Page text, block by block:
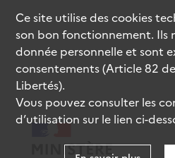
Ce site utilise descookies
son bon fonctionnement. Ils
donnée personnelle et sont
consentements (Article 82
Libertés).
Vous pouvez consulter les
d’utilisation sur le lien ci-